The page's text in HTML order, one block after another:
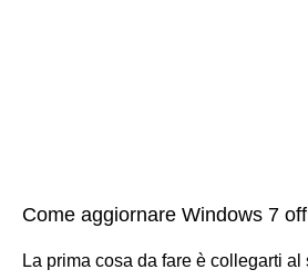
Come aggiornare Windows 7
La prima cosa da fare è collegarti